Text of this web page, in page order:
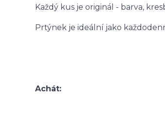
Každý kus je originál - barva,
Prtýnek je ideální jako
Achát: